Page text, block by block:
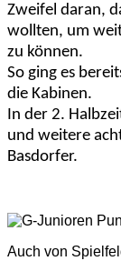
Zweifel daran,
wollten, um
zu können.
So ging es
die Kabinen.
In der 2.
und weitere
Basdorfer.
Auch von